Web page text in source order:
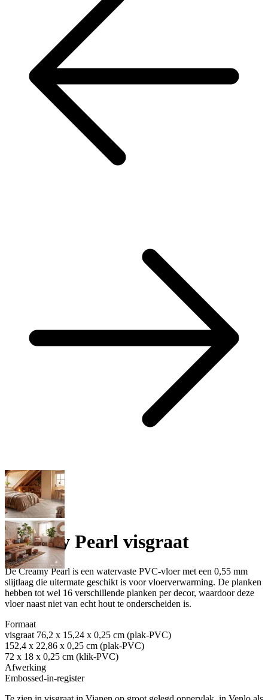
Creamy Pearl visgraat
De Creamy Pearl is een watervaste PVC-vloer met een 0,55 mm
slijtlaag die uitermate geschikt is voor vloerverwarming. De planken
hebben tot wel 16 verschillende planken per decor, waardoor deze
vloer naast niet van echt hout te onderscheiden is.
Formaat
visgraat 76,2 x 15,24 x 0,25 cm (plak-PVC)
152,4 x 22,86 x 0,25 cm (plak-PVC)
72 x 18 x 0,25 cm (klik-PVC)
Afwerking
Embossed-in-register